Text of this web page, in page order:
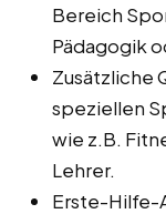
Bereich
Pädagogik
Zusätzliche
speziellen
wie z.B.
Lehrer.
Erste-Hilfe-